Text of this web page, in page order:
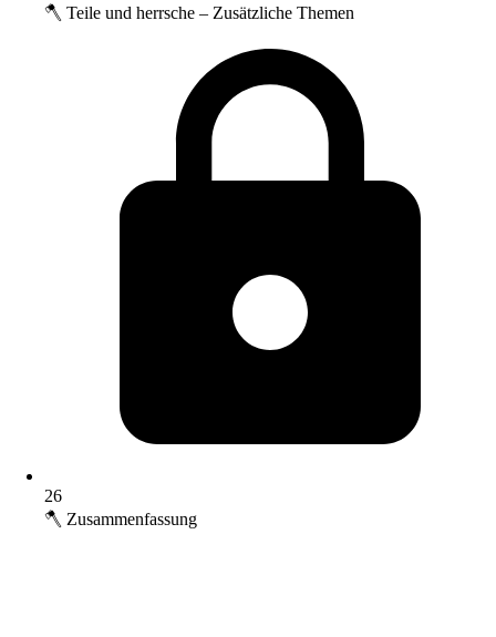
🪓 Teile und herrsche – Zusätzliche Themen
26
🪓 Zusammenfassung